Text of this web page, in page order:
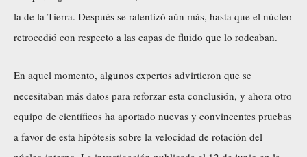
la de la Tierra. Después se ralentizó aún más, hasta que el núcleo
retrocedió con respecto a las capas de fluido que lo rodeaban.
En aquel momento, algunos expertos advirtieron que se
necesitaban más datos para reforzar esta conclusión, y ahora otro
equipo de científicos ha aportado nuevas y convincentes pruebas
a favor de esta hipótesis sobre la velocidad de rotación del